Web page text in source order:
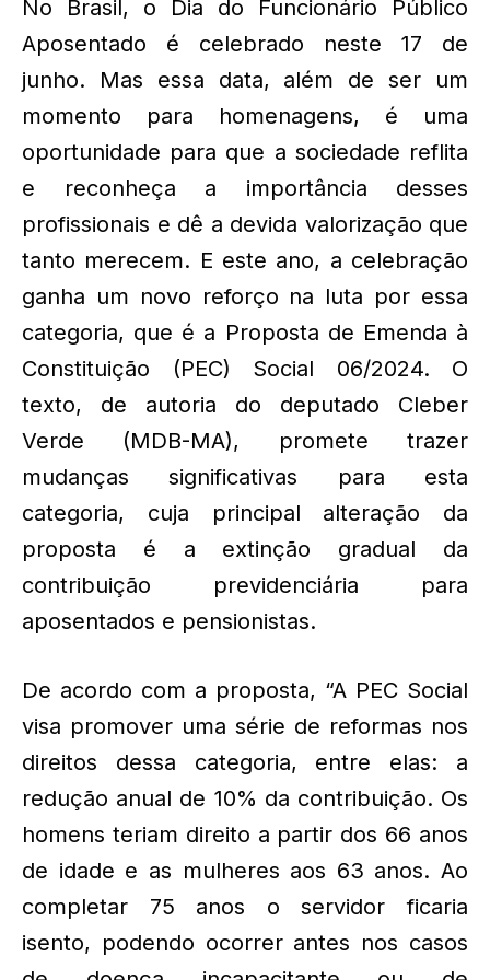
No Brasil, o Dia do Funcionário Público
Aposentado é celebrado neste 17 de
junho. Mas essa data, além de ser um
momento para homenagens, é uma
oportunidade para que a sociedade reflita
e reconheça a importância desses
profissionais e dê a devida valorização que
tanto merecem. E este ano, a celebração
ganha um novo reforço na luta por essa
categoria, que é a Proposta de Emenda à
Constituição (PEC) Social 06/2024. O
texto, de autoria do deputado Cleber
Verde (MDB-MA), promete trazer
mudanças significativas para esta
categoria, cuja principal alteração da
proposta é a extinção gradual da
contribuição previdenciária para
aposentados e pensionistas.
De acordo com a proposta, “A PEC Social
visa promover uma série de reformas nos
direitos dessa categoria, entre elas: a
redução anual de 10% da contribuição. Os
homens teriam direito a partir dos 66 anos
de idade e as mulheres aos 63 anos. Ao
completar 75 anos o servidor ficaria
isento, podendo ocorrer antes nos casos